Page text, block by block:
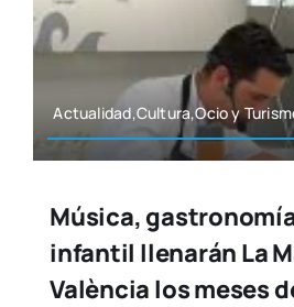
Actualidad,Cultura,Ocio y
Música,
infantil llenarán La
València los meses